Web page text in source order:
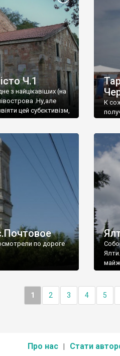
Ч.1
з найцікавіших (на
.Ну,але
цей субєктивізм,
К
по дороге
1 2 3 4 5
Про нас Стати